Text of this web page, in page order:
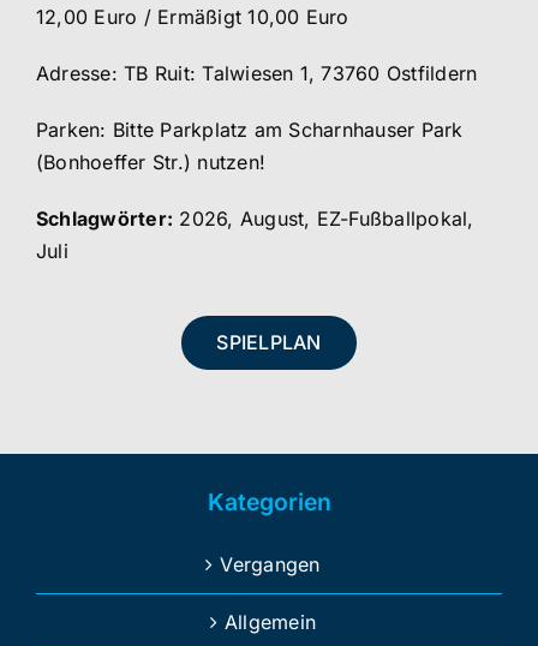
12,00 Euro / Ermäßigt 10,00 Euro
Adresse: TB Ruit: Talwiesen 1, 73760 Ostfildern
Parken: Bitte Parkplatz am Scharnhauser Park
(Bonhoeffer Str.) nutzen!
Schlagwörter: 2026, August, EZ-Fußballpokal,
Juli
SPIELPLAN
Kategorien
Vergangen
Allgemein